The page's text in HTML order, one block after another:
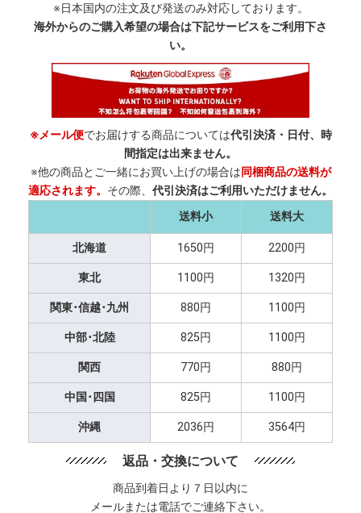
※日本国内の注文及び発送のみ対応しております。
海外からのご購入希望の場合は下記サービスをご利用下さ
い。
※メール便でお届けする商品については代引決済・日付、時
間指定は出来ません。
※他の商品とご一緒にお買い上げの場合は同梱商品の送料が
適応されます。 その際、 代引決済はご利用いただけません。
送料小
送料大
北海道 1650円 2200円
東北 1100円 1320円
関東･信越･九州 880円 1100円
中部･北陸 825円 1100円
関西 770円 880円
中国･四国 825円 1100円
沖縄 2036円 3564円
返品・交換について
商品到着日より７日以内に
メールまたは電話でご連絡下さい。